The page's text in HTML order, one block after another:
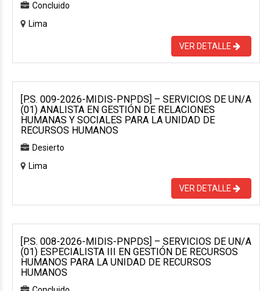
Concluido
Lima
VER DETALLE
[P.S. 009-2026-MIDIS-PNPDS] – SERVICIOS DE UN/A
(01) ANALISTA EN GESTIÓN DE RELACIONES
HUMANAS Y SOCIALES PARA LA UNIDAD DE
RECURSOS HUMANOS
Desierto
Lima
VER DETALLE
[P.S. 008-2026-MIDIS-PNPDS] – SERVICIOS DE UN/A
(01) ESPECIALISTA III EN GESTIÓN DE RECURSOS
HUMANOS PARA LA UNIDAD DE RECURSOS
HUMANOS